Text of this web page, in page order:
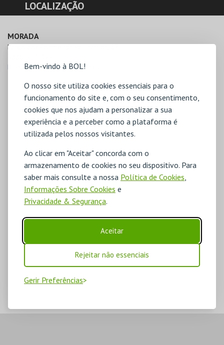
Bem-vindo à BOL!
O nosso site utiliza cookies essenciais para o
funcionamento do site e, com o seu consentimento,
cookies que nos ajudam a personalizar a sua
experiência e a perceber como a plataforma é
utilizada pelos nossos visitantes.
Ao clicar em "Aceitar" concorda com o
armazenamento de cookies no seu dispositivo. Para
saber mais consulte a nossa Política de Cookies,
Informações Sobre Cookies e
Privacidade & Segurança.
Aceitar
Rejeitar não essenciais
Gerir Preferências
LOCALIZAÇÃO
MORADA
Largo dos Bombeiros Voluntários, 87
Direcções para Antena Vareira